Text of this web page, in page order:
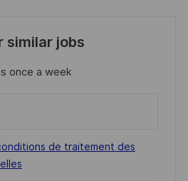
similar jobs
once a week
de traitement des